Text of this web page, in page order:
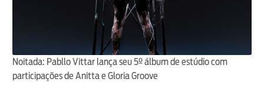
Noitada: Pabllo Vittar lança seu 5º álbum de estúdio com
participações de Anitta e Gloria Groove